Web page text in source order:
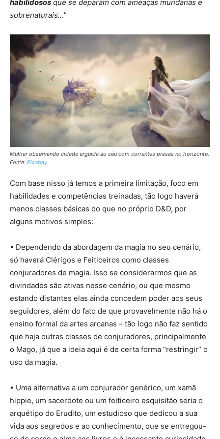
habilidosos que se deparam com ameaças mundanas e
sobrenaturais…”
Mulher observando cidade erguida ao céu com correntes presas no horizonte.
Fonte: Pixabay
Com base nisso já temos a primeira limitação, foco em
habilidades e competências treinadas, tão logo haverá
menos classes básicas do que no próprio D&D, por
alguns motivos simples:
• Dependendo da abordagem da magia no seu cenário,
só haverá Clérigos e Feiticeiros como classes
conjuradores de magia. Isso se considerarmos que as
divindades são ativas nesse cenário, ou que mesmo
estando distantes elas ainda concedem poder aos seus
seguidores, além do fato de que provavelmente não há o
ensino formal da artes arcanas – tão logo não faz sentido
que haja outras classes de conjuradores, principalmente
o Mago, já que a ideia aqui é de certa forma “restringir” o
uso da magia.
• Uma alternativa a um conjurador genérico, um xamã
hippie, um sacerdote ou um feiticeiro esquisitão seria o
arquétipo do Erudito, um estudioso que dedicou a sua
vida aos segredos e ao conhecimento, que se entregou-